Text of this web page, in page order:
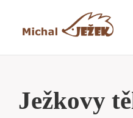
Ježkovy